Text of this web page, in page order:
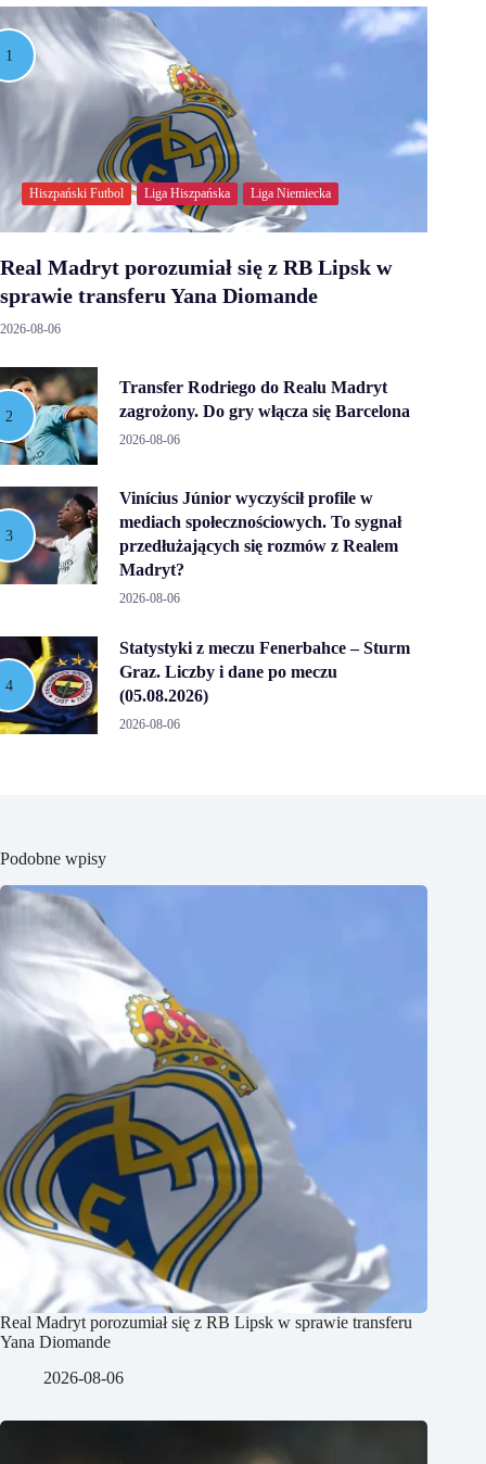
Hiszpański Futbol Liga Hiszpańska Liga Niemiecka
Real Madryt porozumiał się z RB Lipsk w
sprawie transferu Yana Diomande
2026-08-06
Transfer Rodriego do Realu Madryt
zagrożony. Do gry włącza się Barcelona
2026-08-06
Vinícius Júnior wyczyścił profile w
mediach społecznościowych. To sygnał
przedłużających się rozmów z Realem
Madryt?
2026-08-06
Statystyki z meczu Fenerbahce – Sturm
Graz. Liczby i dane po meczu
(05.08.2026)
2026-08-06
Podobne wpisy
Real Madryt porozumiał się z RB Lipsk w sprawie transferu
Yana Diomande
2026-08-06